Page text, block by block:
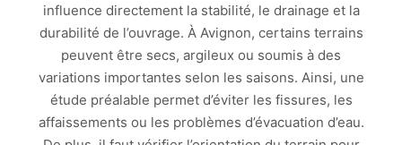
influence directement la stabilité, le drainage et la
durabilité de l’ouvrage. À Avignon, certains terrains
peuvent être secs, argileux ou soumis à des
variations importantes selon les saisons. Ainsi, une
étude préalable permet d’éviter les fissures, les
affaissements ou les problèmes d’évacuation d’eau.